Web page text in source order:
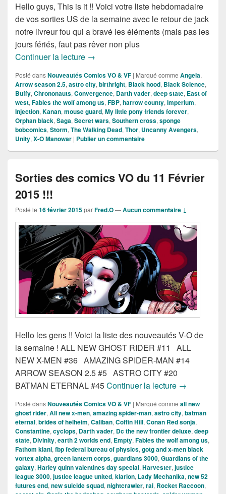
Hello guys, This is it !! Voici votre liste hebdomadaire
de vos sorties US de la semaine avec le retour de jack
notre livreur fou qui a bravé les éléments (mais pas les
jours fériés, faut pas rêver non plus
Continuer la lecture Sorties des Comics VO de la semaine
→
Posté dansNouveautés Comics VO & VF | Marqué comme Angela,
Arrow season 2.5,astro city,birthright, Black hood, Black Science,
Buffy,Chrononauts,Convergence, Darth vader,deep state, East of
west,Fables the wolf among us,FBP,harrow county,imperium,
Injection,Kanan,mouse guard,My little pony friends forever,
Orphan black,Saga,Secret wars,Southern cross,sponge
bobcomics,Storm,The Walking Dead,Thor, Uncanny Avengers,
Unity,X-O Manowar | Publier un commentaire
Sorties des comics VO du 11 Février
2015 !!!
Posté le 16 février 2015parFred.O—Aucun commentaire ↓
Hello les gens !! Voici la liste des nouveautés V-O de
la semaine ! ALL NEW GHOST RIDER #11 ALL
NEW X-MEN #36 AMAZING SPIDER-MAN #14
ARROW SEASON 2.5 #5 ASTRO CITY #20
BATMAN ETERNAL #45Continuer la lecture Sorties des
→
Posté dansNouveautés Comics VO & VF | Marqué comme all new
ghost rider, All new x-men, amazing spider-man, astro city, batman
eternal, brides of helheim, Caliban, Coffin Hill, Conan Red sonja,
Constantine, cyclops, Darth vader, Dc the new frontier deluxe, deep
state, Divinity, earth 2 worlds end, Empty, Fables the wolf among us,
Fathom kiani, fbp federal bureau of physics, gotg and x-men black
vortex alpha, green lantern corps, guardians 3000, Guardians of the
galaxy, Harley quinn valentines day special, Harvester, justice
league 3000, justice league united, klarion, Lady Mechanika, new 52
futures end, new suicide squad, nightcrawler, rai, Rocket Raccoon,